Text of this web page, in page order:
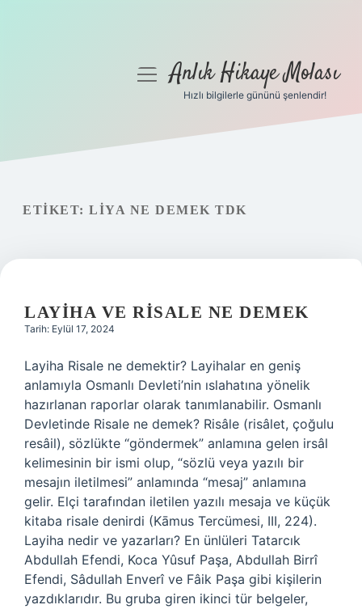
Gizlilik Politikası
menüyüAnlık Hikaye Molası
Hızlı bilgilerle gününü şenlendir!
ETIKET: LIYA NE DEMEK TDK
LAYIHA VE RISALE NE DEMEK
Tarih: Eylül 17, 2024
Layiha Risale ne demektir? Layihalar en geniş
anlamıyla Osmanlı Devleti’nin ıslahatına yönelik
hazırlanan raporlar olarak tanımlanabilir. Osmanlı
Devletinde Risale ne demek? Risâle (risâlet, çoğulu
resâil), sözlükte “göndermek” anlamına gelen irsâl
kelimesinin bir ismi olup, “sözlü veya yazılı bir
mesajın iletilmesi” anlamında “mesaj” anlamına
gelir. Elçi tarafından iletilen yazılı mesaja ve küçük
kitaba risale denirdi (Kāmus Tercümesi, III, 224).
Layiha nedir ve yazarları? En ünlüleri Tatarcık
Abdullah Efendi, Koca Yûsuf Paşa, Abdullah Birrî
Efendi, Sâdullah Enverî ve Fâik Paşa gibi kişilerin
yazdıklarıdır. Bu gruba giren ikinci tür belgeler,